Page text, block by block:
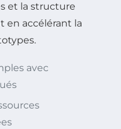
et la structure
en accélérant la
avec